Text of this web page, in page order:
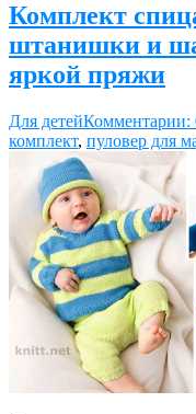
Комплект
штанишки и
яркой пряжи
Для детейКомментарии:
комплект, пуловер для